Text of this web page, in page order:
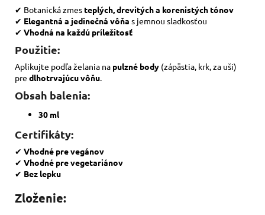
✔ Botanická zmesteplých, drevitých a korenistých tónov
✔ Elegantná a jedinečná vôňa s jemnou sladkosťou
✔ Vhodná na každú príležitosť
Použitie:
Aplikujte podľa želania na pulzné body (zápästia, krk, za uši)
pre dlhotrvajúcu vôňu
Obsah balenia:
30 ml
Certifikáty:
✔ Vhodné pre vegánov
✔ Vhodné pre vegetariánov
✔ Bez lepku
Zloženie: